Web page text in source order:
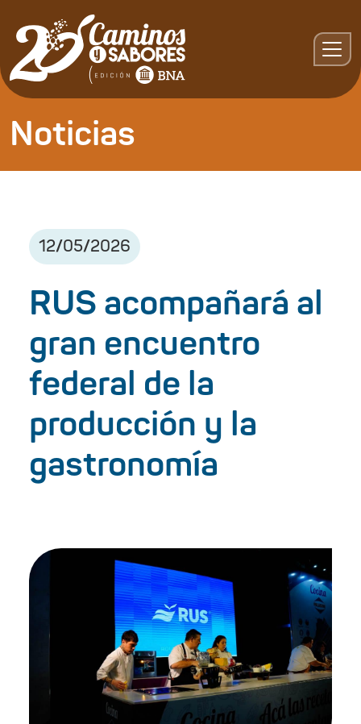
Noticias
12/05/2026
RUS acompañará al
gran encuentro
federal de la
producción y la
gastronomía